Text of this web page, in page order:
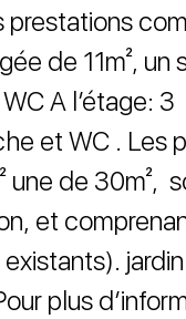
prestations
de 11m², un
A l’étage:
et WC . Les
une de 30m²,
et
plus